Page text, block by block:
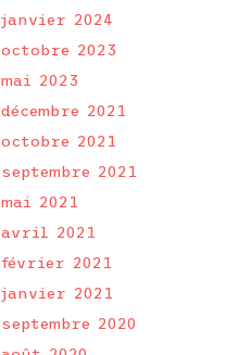
janvier 2024
octobre 2023
mai 2023
décembre 2021
octobre 2021
septembre 2021
mai 2021
avril 2021
février 2021
janvier 2021
septembre 2020